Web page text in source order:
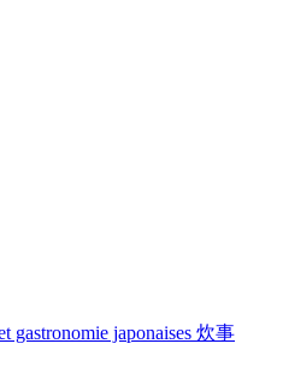
gastronomie japonaises 炊事